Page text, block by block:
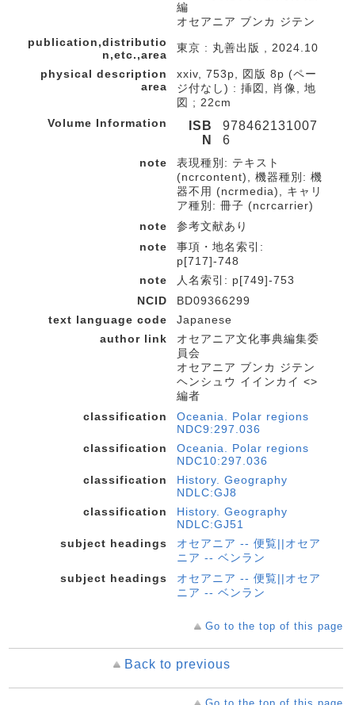
編
オセアニア ブンカ ジテン
publication,distributio
n,etc.,area
東京 : 丸善出版 , 2024.10
physical description
area
xxiv, 753p, 図版 8p (ペー
ジ付なし) : 挿図, 肖像, 地
図 ; 22cm
Volume Information
ISB
N
978462131007
6
note
表現種別: テキスト
(ncrcontent), 機器種別: 機
器不用 (ncrmedia), キャリ
ア種別: 冊子 (ncrcarrier)
note
参考文献あり
note
事項・地名索引:
p[717]-748
note
人名索引: p[749]-753
NCID
BD09366299
text language code
Japanese
author link
オセアニア文化事典編集委
員会
オセアニア ブンカ ジテン
ヘンシュウ イインカイ <>
編者
classification
Oceania. Polar regions
NDC9:297.036
classification
Oceania. Polar regions
NDC10:297.036
classification
History. Geography
NDLC:GJ8
classification
History. Geography
NDLC:GJ51
subject headings
オセアニア -- 便覧||オセア
ニア -- ベンラン
subject headings
オセアニア -- 便覧||オセア
ニア -- ベンラン
Go to the top of this page
Back to previous